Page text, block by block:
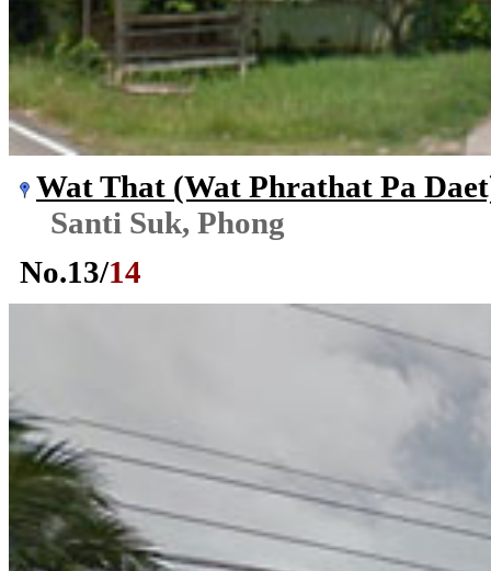
Wat That (Wat Phrathat Pa
Santi Suk, Phong
No.13/14